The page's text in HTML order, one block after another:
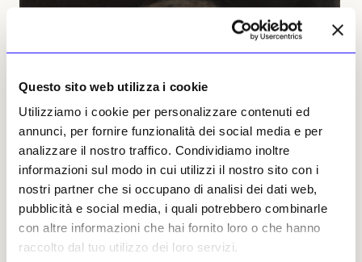
Questo sito web utilizza i cookie
Utilizziamo i cookie per personalizzare contenuti ed
annunci, per fornire funzionalità dei social media e per
analizzare il nostro traffico. Condividiamo inoltre
informazioni sul modo in cui utilizzi il nostro sito con i
nostri partner che si occupano di analisi dei dati web,
pubblicità e social media, i quali potrebbero combinarle
con altre informazioni che hai fornito loro o che hanno
raccolto dal tuo utilizzo dei loro servizi.